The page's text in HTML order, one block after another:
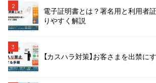
2
電子証明書とは？署名用と利用者
りやすく解説
3
【カスハラ対策】お客さまを出禁に